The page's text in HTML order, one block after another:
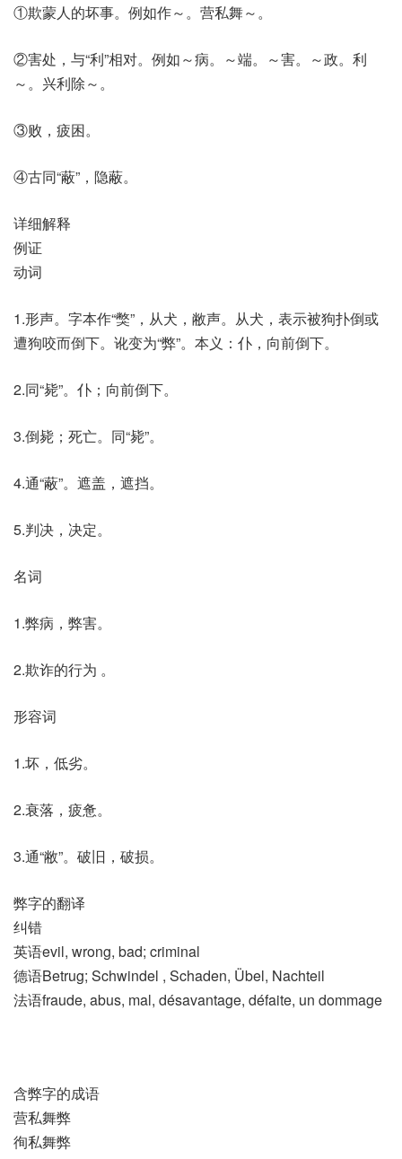
①欺蒙人的坏事。例如作～。营私舞～。
②害处，与“利”相对。例如～病。～端。～害。～政。利
～。兴利除～。
③败，疲困。
④古同“蔽”，隐蔽。
详细解释
例证
动词
1.形声。字本作“獘”，从犬，敝声。从犬，表示被狗扑倒或
遭狗咬而倒下。讹变为“弊”。本义：仆，向前倒下。
2.同“毙”。仆；向前倒下。
3.倒毙；死亡。同“毙”。
4.通“蔽”。遮盖，遮挡。
5.判决，决定。
名词
1.弊病，弊害。
2.欺诈的行为 。
形容词
1.坏，低劣。
2.衰落，疲惫。
3.通“敝”。破旧，破损。
弊字的翻译
纠错
英语evil, wrong, bad; criminal
德语Betrug; Schwindel , Schaden, Übel, Nachteil
法语fraude, abus, mal, désavantage, défaite, un dommage
含弊字的成语
营私舞弊
徇私舞弊